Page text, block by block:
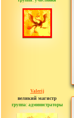
сообщений: 3391
Valerij
великий магистр
группа: администраторы
сообщений: 3753